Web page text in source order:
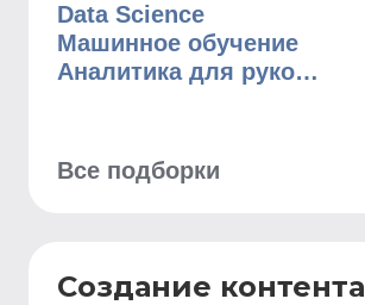
Data Science
Машинное обучение
Аналитика для руководителей
Все подборки
Создание контента